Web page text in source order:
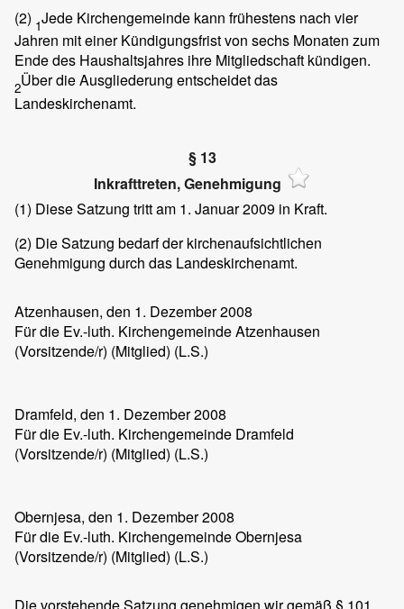
(2) 1Jede Kirchengemeinde kann frühestens nach vier
Jahren mit einer Kündigungsfrist von sechs Monaten zum
Ende des Haushaltsjahres ihre Mitgliedschaft kündigen.
2Über die Ausgliederung entscheidet das
Landeskirchenamt.
§ 13
Inkrafttreten, Genehmigung
(1) Diese Satzung tritt am 1. Januar 2009 in Kraft.
(2) Die Satzung bedarf der kirchenaufsichtlichen
Genehmigung durch das Landeskirchenamt.
Atzenhausen, den 1. Dezember 2008
Für die Ev.-luth. Kirchengemeinde Atzenhausen
(Vorsitzende/r) (Mitglied) (L.S.)
Dramfeld, den 1. Dezember 2008
Für die Ev.-luth. Kirchengemeinde Dramfeld
(Vorsitzende/r) (Mitglied) (L.S.)
Obernjesa, den 1. Dezember 2008
Für die Ev.-luth. Kirchengemeinde Obernjesa
(Vorsitzende/r) (Mitglied) (L.S.)
Die vorstehende Satzung genehmigen wir gemäß § 101